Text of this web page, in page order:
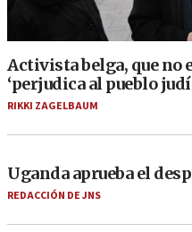
Activista belga, que no
‘perjudica al pueblo
RIKKI ZAGELBAUM
Uganda aprueba el
REDACCIÓN DE JNS